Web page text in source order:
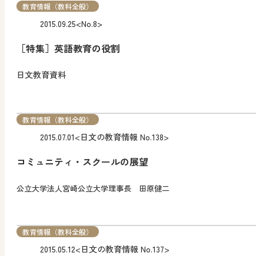
［特集］英語教育の役割
日文教育資料
2015.09.25<No.8>
教育情報（教科全般）
コミュニティ・スクールの展望
公立大学法人宮崎公立大学理事長 田原健二
2015.07.01<日文の教育情報 No.138>
教育情報（教科全般）
2015.05.12<日文の教育情報 No.137>
教育情報（教科全般）